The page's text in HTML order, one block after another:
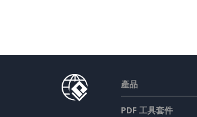
產品
PDF 工具套件